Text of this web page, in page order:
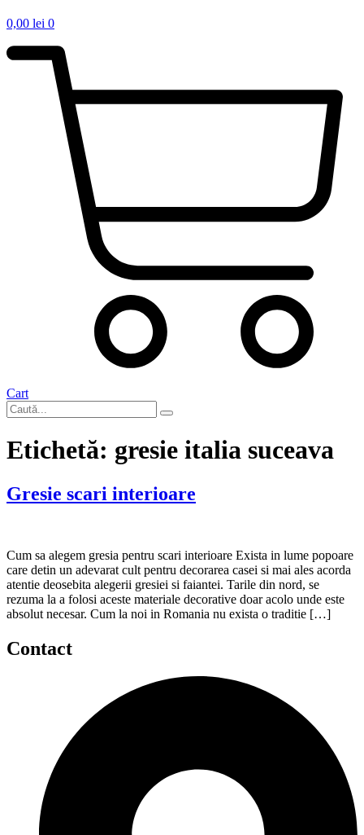
0,00 lei 0
Cart
Etichetă: gresie italia suceava
Gresie scari interioare
Cum sa alegem gresia pentru scari interioare Exista in lume popoare
care detin un adevarat cult pentru decorarea casei si mai ales acorda
atentie deosebita alegerii gresiei si faiantei. Tarile din nord, se
rezuma la a folosi aceste materiale decorative doar acolo unde este
absolut necesar. Cum la noi in Romania nu exista o traditie […]
Contact